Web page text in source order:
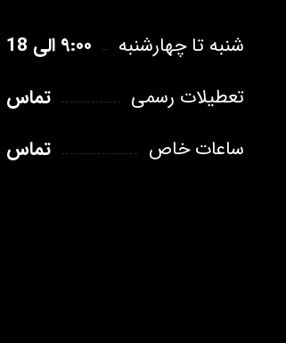
شنبه تا چهارشنبه
۹:۰۰ الی 18
تعطیلات رسمی
تماس
ساعات خاص
تماس